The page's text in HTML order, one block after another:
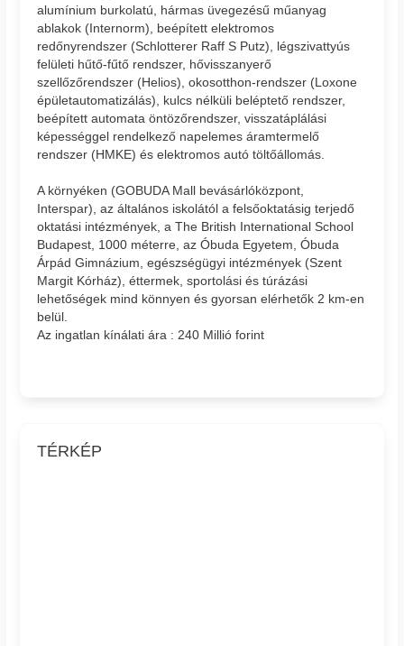
alumínium burkolatú, hármas üvegezésű műanyag
ablakok (Internorm), beépített elektromos
redőnyrendszer (Schlotterer Raff S Putz), légszivattyús
felületi hűtő-fűtő rendszer, hővisszanyerő
szellőzőrendszer (Helios), okosotthon-rendszer (Loxone
épületautomatizálás), kulcs nélküli beléptető rendszer,
beépített automata öntözőrendszer, visszatáplálási
képességgel rendelkező napelemes áramtermelő
rendszer (HMKE) és elektromos autó töltőállomás.
A környéken (GOBUDA Mall bevásárlóközpont,
Interspar), az általános iskolától a felsőoktatásig terjedő
oktatási intézmények, a The British International School
Budapest, 1000 méterre, az Óbuda Egyetem, Óbuda
Árpád Gimnázium, egészségügyi intézmények (Szent
Margit Kórház), éttermek, sportolási és túrázási
lehetőségek mind könnyen és gyorsan elérhetők 2 km-en
belül.
Az ingatlan kínálati ára : 240 Millió forint
TÉRKÉP